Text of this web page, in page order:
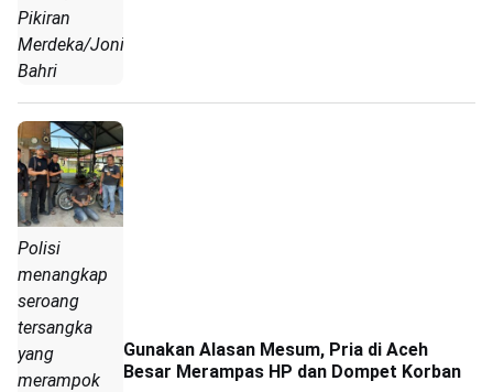
Pikiran
Merdeka/Joniful
Bahri
Polisi
menangkap
seroang
tersangka
yang
merampok
Gunakan Alasan Mesum, Pria di Aceh
Besar Merampas HP dan Dompet Korban